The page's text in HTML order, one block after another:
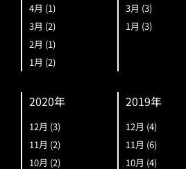
4月 (1)
3月 (2)
2月 (1)
1月 (2)
3月 (3)
1月 (3)
2020年
12月 (3)
11月 (2)
10月 (2)
2019年
12月 (4)
11月 (6)
10月 (4)